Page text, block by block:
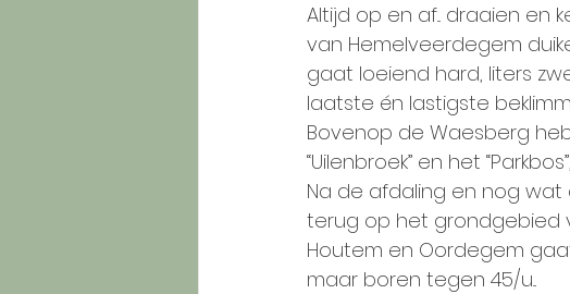
Altijd op en af... draaien en
van Hemelveerdegem
gaat loeiend hard, liters
laatste én lastigste
Bovenop de Waesberg
“Uilenbroek” en het
Na de afdaling en nog wat
terug op het grondgebied
Houtem en Oordegem
maar boren tegen 45/u...